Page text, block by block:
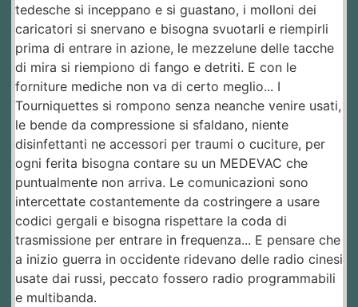
tedesche si inceppano e si guastano, i molloni dei
caricatori si snervano e bisogna svuotarli e riempirli
prima di entrare in azione, le mezzelune delle tacche
di mira si riempiono di fango e detriti. E con le
forniture mediche non va di certo meglio... I
Tourniquettes si rompono senza neanche venire usati,
le bende da compressione si sfaldano, niente
disinfettanti ne accessori per traumi o cuciture, per
ogni ferita bisogna contare su un MEDEVAC che
puntualmente non arriva. Le comunicazioni sono
intercettate costantemente da costringere a usare
codici gergali e bisogna rispettare la coda di
trasmissione per entrare in frequenza... E pensare che
a inizio guerra in occidente ridevano delle radio cinesi
usate dai russi, peccato fossero radio programmabili
e multibanda.